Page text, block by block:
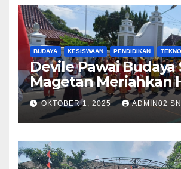
BUDAYA KESISWAAN PENDIDIKAN
Devile Pawai Budaya
Magetan Meriahkan
79 dengan Tema
Diversity
OKTOBER 1, 2025 ADMIN02